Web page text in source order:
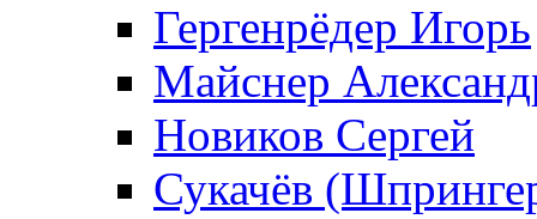
Гергенрёдер Игорь
Майснер
Новиков Сергей
Сукачёв